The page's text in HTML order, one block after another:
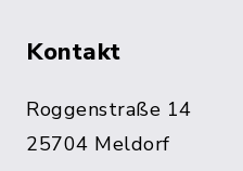
Kontakt
Roggenstraße 14
25704 Meldorf